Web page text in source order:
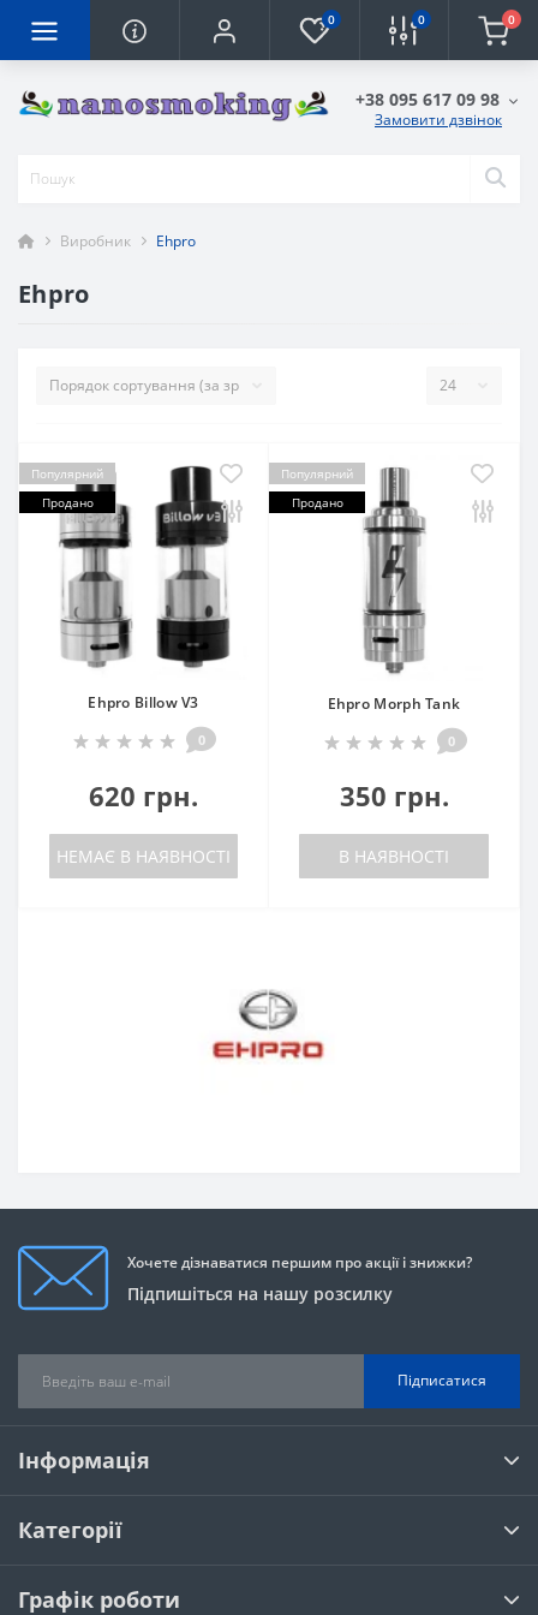
0 0 0
+38 095 617 09 98
Замовити дзвінок
Виробник Ehpro
Ehpro
Популярний
Продано
Ehpro Billow V3
0
620 грн.
НЕМАЄ В НАЯВНОСТІ
Популярний
Продано
Ehpro Morph Tank
0
350 грн.
В НАЯВНОСТІ
Хочете дізнаватися першим про акції і знижки?
Підпишіться на нашу розсилку
Підписатися
Інформація
Категорії
Графік роботи